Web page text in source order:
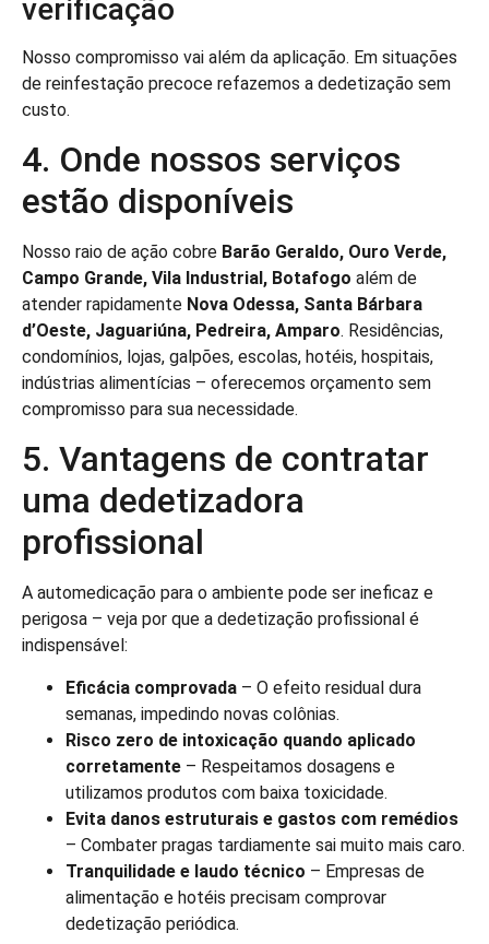
verificação
Nosso compromisso vai além da aplicação. Em situações
de reinfestação precoce refazemos a dedetização sem
custo.
4. Onde nossos serviços
estão disponíveis
Nosso raio de ação cobre Barão Geraldo, Ouro Verde,
Campo Grande, Vila Industrial, Botafogo além de
atender rapidamente Nova Odessa, Santa Bárbara
d’Oeste, Jaguariúna, Pedreira, Amparo. Residências,
condomínios, lojas, galpões, escolas, hotéis, hospitais,
indústrias alimentícias – oferecemos orçamento sem
compromisso para sua necessidade.
5. Vantagens de contratar
uma dedetizadora
profissional
A automedicação para o ambiente pode ser ineficaz e
perigosa – veja por que a dedetização profissional é
indispensável:
Eficácia comprovada – O efeito residual dura
semanas, impedindo novas colônias.
Risco zero de intoxicação quando aplicado
corretamente – Respeitamos dosagens e
utilizamos produtos com baixa toxicidade.
Evita danos estruturais e gastos com remédios
– Combater pragas tardiamente sai muito mais caro.
Tranquilidade e laudo técnico – Empresas de
alimentação e hotéis precisam comprovar
dedetização periódica.